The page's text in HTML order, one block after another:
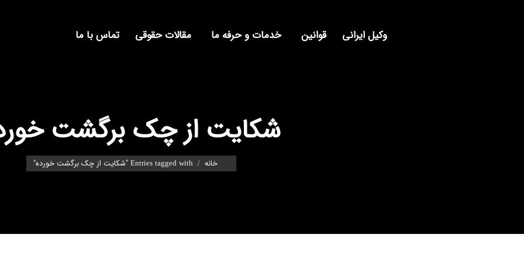
وکیل ایرانی قوانین خدمات و حرفه ما مقالات حقوقی تماس با ما
شکایت از چک برگشت
You are here:
خانه Entries tagged with "شکایت از چک برگشت خورده"